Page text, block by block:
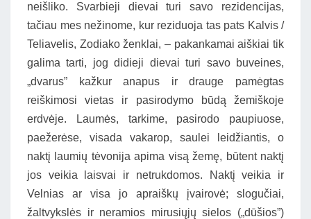
neišliko. Svarbieji dievai turi savo rezidencijas,
tačiau mes nežinome, kur reziduoja tas pats Kalvis /
Teliavelis, Zodiako ženklai, – pakankamai aiškiai tik
galima tarti, jog didieji dievai turi savo buveines,
„dvarus” kažkur anapus ir drauge pamėgtas
reiškimosi vietas ir pasirodymo būdą žemiškoje
erdvėje. Laumės, tarkime, pasirodo paupiuose,
paežerėse, visada vakarop, saulei leidžiantis, o
naktį laumių tėvonija apima visą žemę, būtent naktį
jos veikia laisvai ir netrukdomos. Naktį veikia ir
Velnias ar visa jo apraiškų įvairovė; slogučiai,
žaltvykslės ir neramios mirusiųjų sielos („dūšios”)